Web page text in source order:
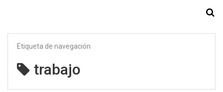
Etiqueta de navegación
trabajo